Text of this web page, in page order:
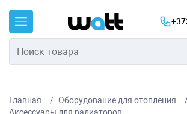
Главная Оборудование для отопления